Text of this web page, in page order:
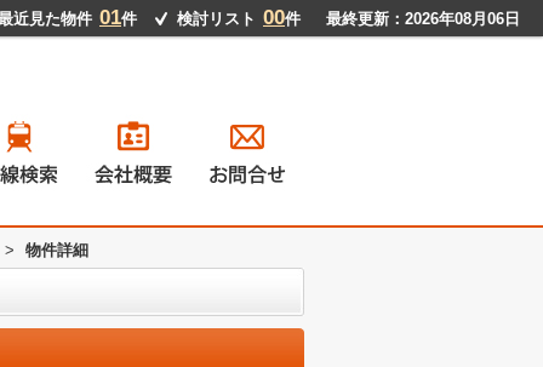
近見た物件 01件 検討リスト 00件 最終更新：2026年08月06日
建て
ション
物件
> 物件詳細